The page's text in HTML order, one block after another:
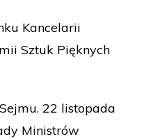
Kancelarii
Sztuk Pięknych
22 listopada
Ministrów